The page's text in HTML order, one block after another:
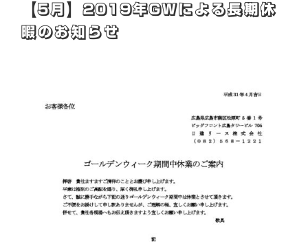
【5月】2019年GWによる長期休
暇のお知らせ